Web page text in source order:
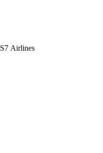
S7 Airlines